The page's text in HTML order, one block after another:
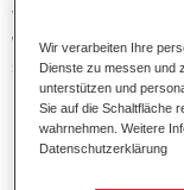
von Permahyd
speziellen PU-
Effektlackierungen.
Produktmerkmale
Wir verarbeiten Ihre
Dienste zu messen und
unterstützen und
Sie auf die Schaltfläche
wahrnehmen. Weitere
Datenschutzerklärung